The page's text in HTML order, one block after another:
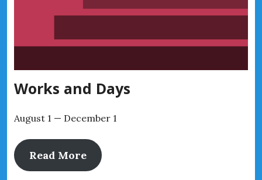
Works and Days
August 1 — December 1
Read More